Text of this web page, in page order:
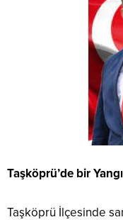
Taşköprü’de bir
Taşköprü İlçesinde